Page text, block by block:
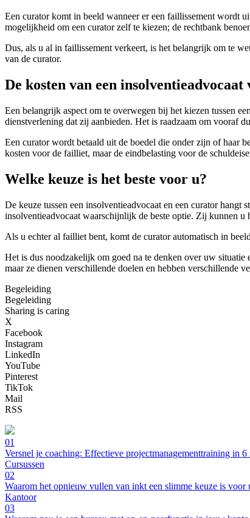
Een curator komt in beeld wanneer er een faillissement wordt
mogelijkheid om een curator zelf te kiezen; de rechtbank
Dus, als u al in faillissement verkeert, is het belangrijk om te
van de curator.
De kosten van een
Een belangrijk aspect om te overwegen bij het kiezen tussen
dienstverlening dat zij aanbieden. Het is raadzaam om vooraf
Een curator wordt betaald uit de boedel die onder zijn of haar
kosten voor de failliet, maar de eindbelasting voor de
Welke keuze is het beste voor u?
De keuze tussen een insolventieadvocaat en een curator
insolventieadvocaat waarschijnlijk de beste optie. Zij kunnen u
Als u echter al failliet bent, komt de curator automatisch in
Het is dus noodzakelijk om goed na te denken over uw
maar ze dienen verschillende doelen en hebben verschillende
Begeleiding
Begeleiding
Sharing is caring
X
Facebook
Instagram
LinkedIn
YouTube
Pinterest
TikTok
Mail
RSS
01
Versnel je coaching: Effectieve projectmanagementtraining in 6
Cursussen
02
Waarom het opnieuw vullen van inkt een slimme keuze is voor
Kantoor
03